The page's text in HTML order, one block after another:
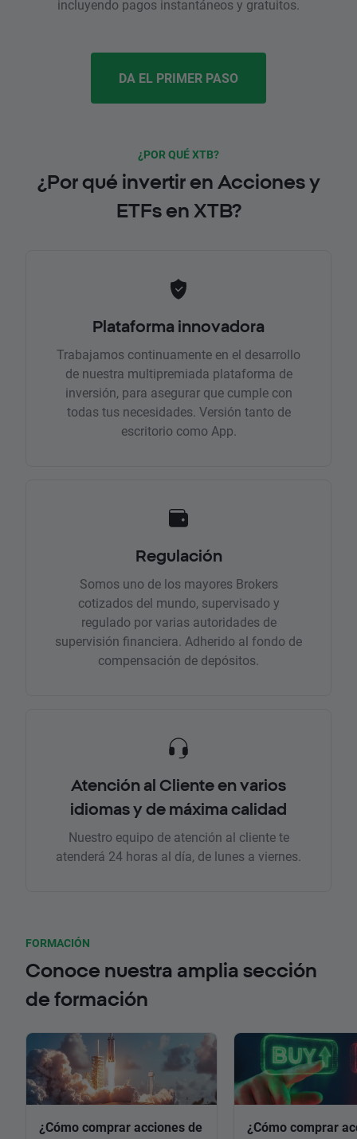
incluyendo pagos instantáneos y gratuitos.
DA EL PRIMER PASO
¿POR QUÉ XTB?
¿Por qué invertir en Acciones y
ETFs en XTB?
Plataforma innovadora
Trabajamos continuamente en el desarrollo
de nuestra multipremiada plataforma de
inversión, para asegurar que cumple con
todas tus necesidades. Versión tanto de
escritorio como App.
Regulación
Somos uno de los mayores Brokers
cotizados del mundo, supervisado y
regulado por varias autoridades de
supervisión financiera. Adherido al fondo de
compensación de depósitos.
Atención al Cliente en varios
idiomas y de máxima calidad
Nuestro equipo de atención al cliente te
atenderá 24 horas al día, de lunes a viernes.
FORMACIÓN
Conoce nuestra amplia sección
de formación
¿Cómo comprar acciones de
¿Cómo comprar